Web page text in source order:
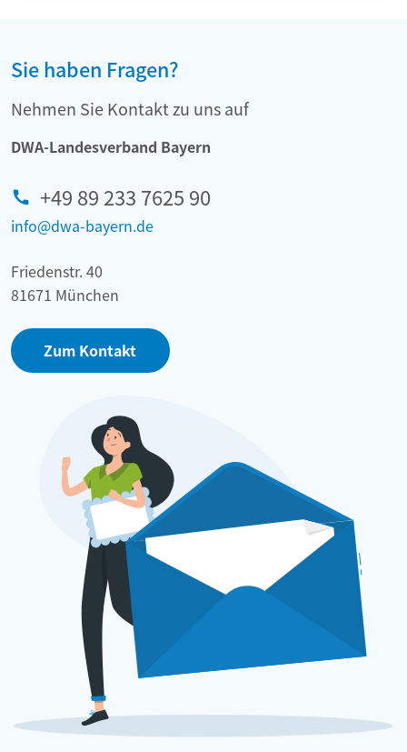
Sie haben Fragen?
Nehmen Sie Kontakt zu uns auf
DWA-Landesverband Bayern
+49 89 233 7625 90
info@dwa-bayern.de
Friedenstr. 40
81671 München
Zum Kontakt